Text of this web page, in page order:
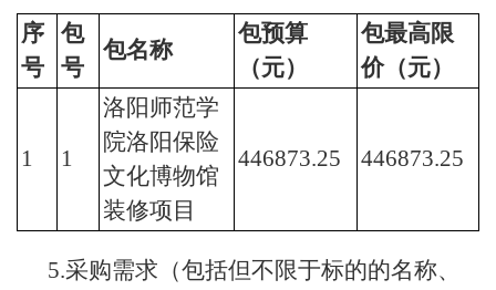
序
号
包
号
包名称
包预算
（元）
包最高限
价（元）
1 1
洛阳师范学
院洛阳保险
文化博物馆
装修项目
446873.25 446873.25
5.采购需求（包括但不限于标的的名称、